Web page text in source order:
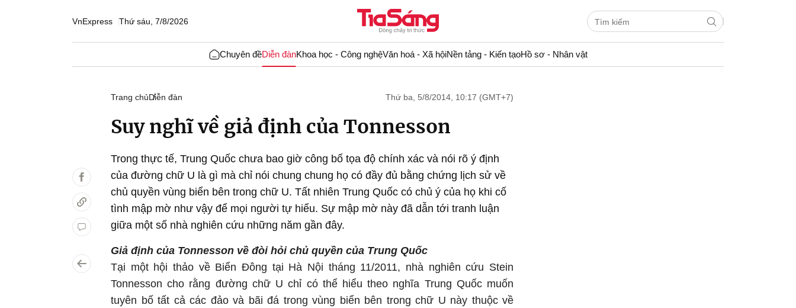
VnExpress Thứ sáu, 7/8/2026
Chuyên đềDiễn đànKhoa học - Công nghệVăn hoá - Xã hộiNền tảng - Kiến tạoHồ sơ - Nhân vật
Trang chủDiễn đàn Thứ ba, 5/8/2014, 10:17 (GMT+7)
Suy nghĩ về giả định của Tonnesson
Trong thực tế, Trung Quốc chưa bao giờ công bố tọa độ chính xác và nói rõ ý định
của đường chữ U là gì mà chỉ nói chung chung họ có đầy đủ bằng chứng lịch sử về
chủ quyền vùng biển bên trong chữ U. Tất nhiên Trung Quốc có chủ ý của họ khi cố
tình mập mờ như vậy để mọi người tự hiểu. Sự mập mờ này đã dẫn tới tranh luận
giữa một số nhà nghiên cứu những năm gần đây.
Giả định của Tonnesson về đòi hỏi chủ quyền của Trung Quốc
Tại một hội thảo về Biển Đông tại Hà Nội tháng 11/2011, nhà nghiên cứu Stein
Tonnesson cho rằng đường chữ U chỉ có thể hiểu theo nghĩa Trung Quốc muốn
tuyên bố tất cả các đảo và bãi đá trong vùng biển bên trong chữ U này thuộc về